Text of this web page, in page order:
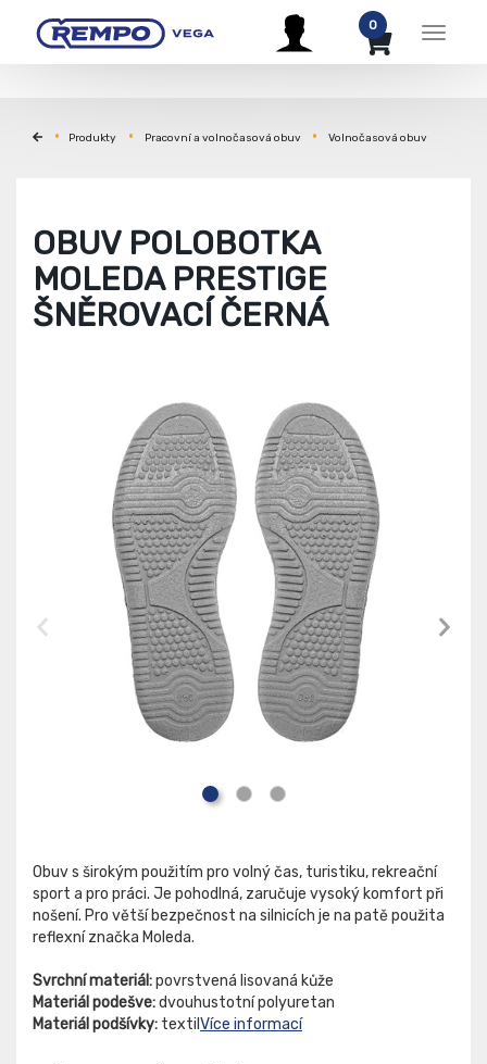
Menu
0
Produkty Pracovní a volnočasová obuv Volnočasová obuv
OBUV POLOBOTKA
MOLEDA PRESTIGE
ŠNĚROVACÍ ČERNÁ
Obuv s širokým použitím pro volný čas, turistiku, rekreační
sport a pro práci. Je pohodlná, zaručuje vysoký komfort při
nošení. Pro větší bezpečnost na silnicích je na patě použita
reflexní značka Moleda.
Svrchní materiál:povrstvená lisovaná kůže
Materiál podešve:dvouhustotní polyuretan
Materiál podšívky: textil Více informací